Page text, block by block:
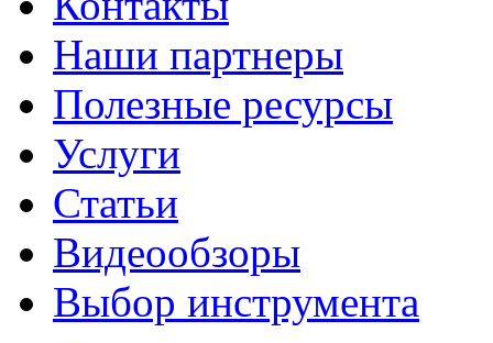
Наши партнеры
Полезные ресурсы
Услуги
Статьи
Видеообзоры
Выбор инструмента